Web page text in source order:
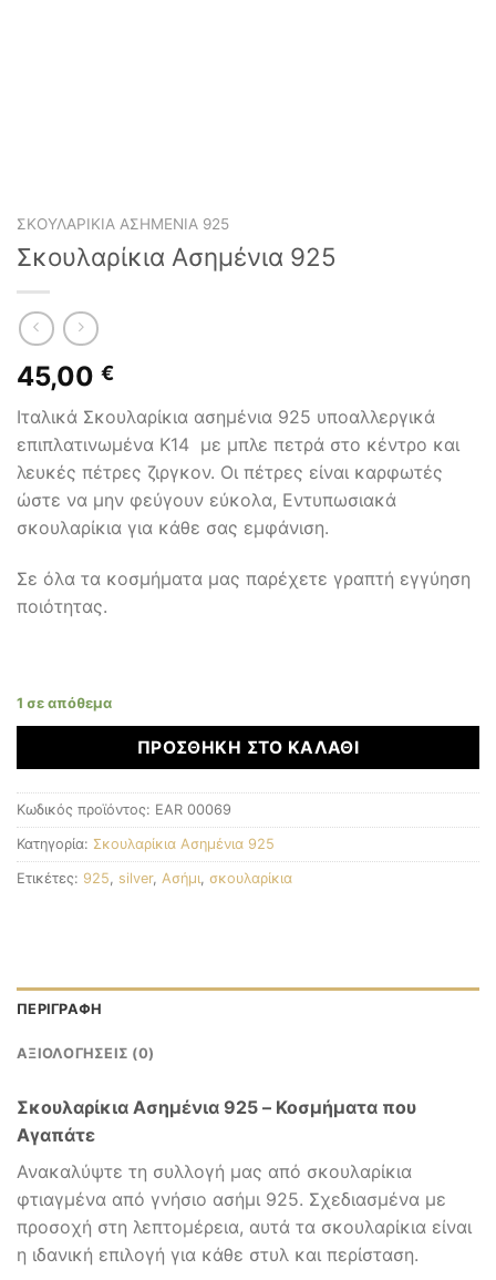
ΣΚΟΥΛΑΡΊΚΙΑ ΑΣΗΜΈΝΙΑ 925
Σκουλαρίκια Ασημένια 925
45,00 €
Ιταλικά Σκουλαρίκια ασημένια 925 υποαλλεργικά
επιπλατινωμένα Κ14 με μπλε πετρά στο κέντρο και
λευκές πέτρες ζιργκον. Οι πέτρες είναι καρφωτές
ώστε να μην φεύγουν εύκολα, Εντυπωσιακά
σκουλαρίκια για κάθε σας εμφάνιση.
Σε όλα τα κοσμήματα μας παρέχετε γραπτή εγγύηση
ποιότητας.
1 σε απόθεμα
ΠΡΟΣΘΉΚΗ ΣΤΟ ΚΑΛΆΘΙ
Κωδικός προϊόντος: EAR 00069
Κατηγορία: Σκουλαρίκια Ασημένια 925
Ετικέτες: 925, silver, Ασήμι, σκουλαρίκια
ΠΕΡΙΓΡΑΦΉ
ΑΞΙΟΛΟΓΉΣΕΙΣ (0)
Σκουλαρίκια Ασημένια 925 – Κοσμήματα που
Αγαπάτε
Ανακαλύψτε τη συλλογή μας από σκουλαρίκια
φτιαγμένα από γνήσιο ασήμι 925. Σχεδιασμένα με
προσοχή στη λεπτομέρεια, αυτά τα σκουλαρίκια είναι
η ιδανική επιλογή για κάθε στυλ και περίσταση.